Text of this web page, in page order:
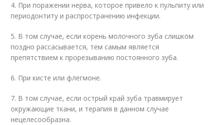
4. При поражении нерва, которое привело к пульпиту или
периодонтиту и распространению инфекции.
5. В том случае, если корень молочного зуба слишком
поздно рассасывается, тем самым является
препятствием к прорезыванию постоянного зуба.
6. При кисте или флегмоне.
7. В том случае, если острый край зуба травмирует
окружающие ткани, и терапия в данном случае
нецелесообразна.